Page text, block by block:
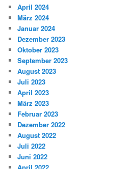
April 2024
März 2024
Januar 2024
Dezember 2023
Oktober 2023
September 2023
August 2023
Juli 2023
April 2023
März 2023
Februar 2023
Dezember 2022
August 2022
Juli 2022
Juni 2022
April 2022